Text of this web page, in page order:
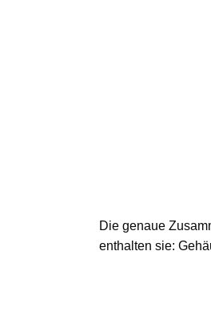
Die genaue
enthalten sie: